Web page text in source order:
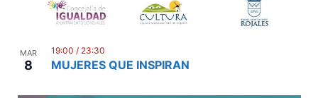
MAR
8 MUJERES QUE INSPIRAN
19:00 / 23:30